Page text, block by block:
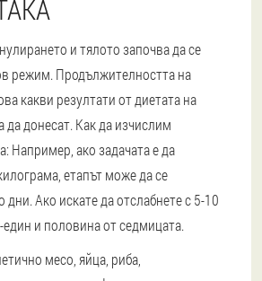
и тялото започва да се
режим. Продължителността на
какви резултати от диетата на
да донесат. Как да изчислим
Например, ако задачата е да
етапът може да се
дни. Ако искате да отслабнете с 5-10
един и половина от седмицата.
месо, яйца, риба,